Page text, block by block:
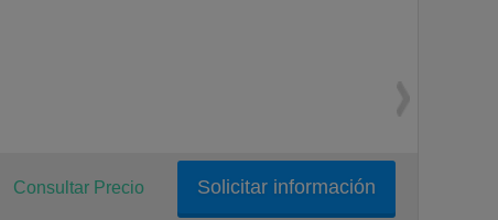
Solicitar información
Consultar Precio